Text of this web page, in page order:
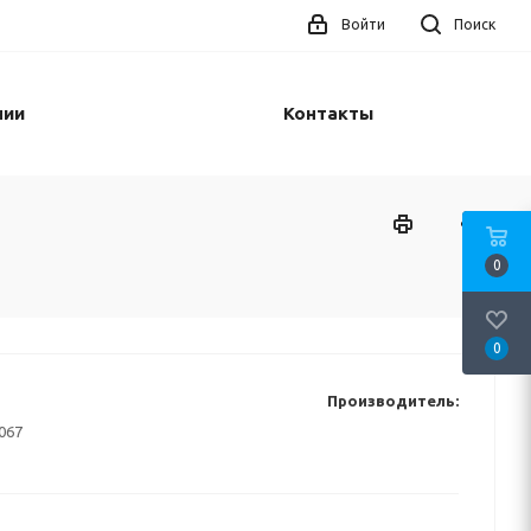
Поиск
Войти
Контакты
Производитель:
0
0